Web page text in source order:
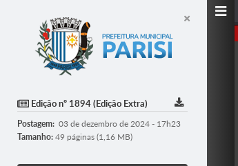
Edição nº 1894 (Edição Extra)
Postagem: 03 de dezembro de 2024 - 17h23
Tamanho: 49 páginas (1,16 MB)